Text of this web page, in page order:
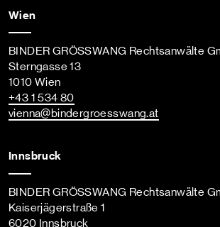
Wien
BINDER GRÖSSWANG Rechtsanwälte
Sterngasse 13
1010 Wien
+43 1 534 80
vienna@bindergroesswang.at
Innsbruck
BINDER GRÖSSWANG Rechtsanwälte
Kaiserjägerstraße 1
6020 Innsbruck